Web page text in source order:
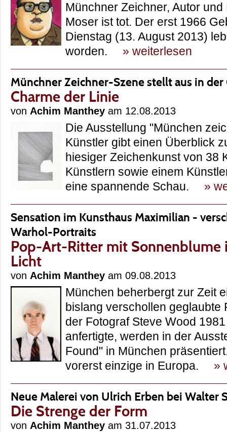
Münchner Zeichner, Autor
Moser ist tot. Der erst 1966
Dienstag (13. August 2013)
worden. » weiterlesen
Münchner Zeichner-Szene stellt aus in
Charme der Linie
von Achim Manthey am 12.08.2013
Die Ausstellung "München
Künstler gibt einen Überblick
hiesiger Zeichenkunst von 38
Künstlern sowie einem
eine spannende Schau. »
Sensation im Kunsthaus Maximilian -
Warhol-Portraits
Pop-Art-Ritter mit Sonnenblume
Licht
von Achim Manthey am 09.08.2013
München beherbergt zur Zeit
bislang verschollen geglaubte
der Fotograf Steve Wood
anfertigte, werden in der
Found" in München
vorerst einzige in Europa. »
Neue Malerei von Ulrich Erben bei Walter
Die Strenge der Form
von Achim Manthey am 31.07.2013